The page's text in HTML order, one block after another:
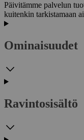
Päivitämme palvelun
kuitenkin tarkistamaan
Ominaisuudet
Ravintosisältö